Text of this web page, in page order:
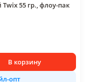
55 гр., флоу-пак
В корзину
опт